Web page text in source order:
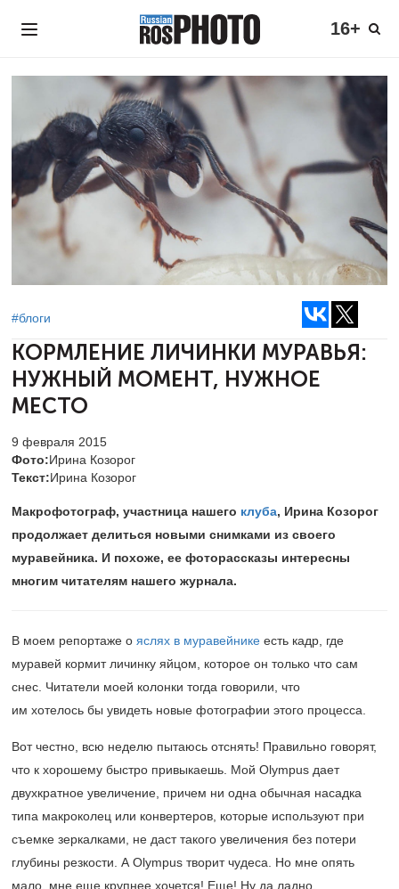
16+
#блоги
КОРМЛЕНИЕ ЛИЧИНКИ МУРАВЬЯ:
НУЖНЫЙ МОМЕНТ, НУЖНОЕ
МЕСТО
9 февраля 2015
Фото:Ирина Козорог
Текст:Ирина Козорог
Макрофотограф, участница нашего клуба, Ирина Козорог
продолжает делиться новыми снимками из своего
муравейника. И похоже, ее фоторассказы интересны
многим читателям нашего журнала.
В моем репортаже о яслях в муравейнике есть кадр, где
муравей кормит личинку яйцом, которое он только что сам
снес. Читатели моей колонки тогда говорили, что
им хотелось бы увидеть новые фотографии этого процесса.
Вот честно, всю неделю пытаюсь отснять! Правильно говорят,
что к хорошему быстро привыкаешь. Мой Olympus дает
двухкратное увеличение, причем ни одна обычная насадка
типа макроколец или конвертеров, которые используют при
съемке зеркалками, не даст такого увеличения без потери
глубины резкости. А Olympus творит чудеса. Но мне опять
мало, мне еще крупнее хочется! Еще! Ну да ладно,